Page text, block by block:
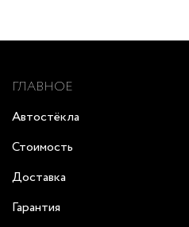
ГЛАВНОЕ
Автостёкла
Стоимость
Доставка
Гарантия